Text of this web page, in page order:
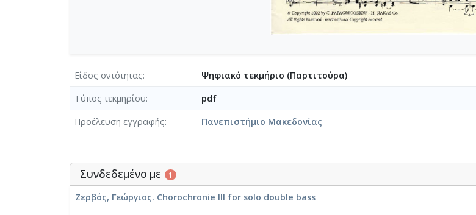
Είδος οντότητας
Ψηφιακό τεκμήριο (Παρτιτούρα)
Τύπος τεκμηρίου
pdf
Προέλευση εγγραφής
Πανεπιστήμιο Μακεδονίας
Συνδεδεμένο με 1
Ζερβός, Γεώργιος. Chorochronie III for solo double bass